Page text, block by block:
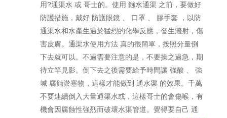
用?通渠水 或 哥士的。使用 鏹水通渠 之前，要做好
防護措施，戴好 防護眼鏡 、 口罩 、 膠手套 ，以防
通渠水和水產生過於猛烈的化學反應，發生濺射，傷
害皮膚。通渠水使用方法 真的很簡單，按照分量倒
下去就可以。不過需要注意的是，不要操之過急，期
待立竿見影。倒下去之後需要給予時間讓 強酸 、 強
堿 腐蝕淤塞物，這樣才能做到 通水渠 的效果。千萬
不要連續倒入大量通渠水或，這樣哥士的會傷喉，有
機會因腐蝕性強烈而破壞水渠管道。覺得要自己 通